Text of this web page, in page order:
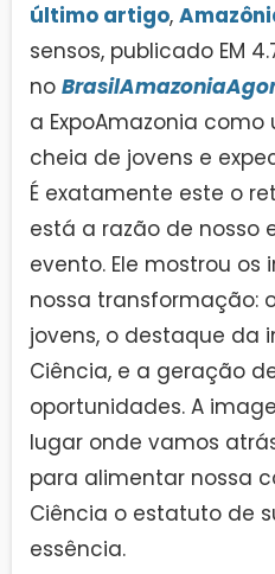
último artigo,
sensos, publicado EM
no
a ExpoAmazonia
cheia de jovens e
É exatamente este o
está a razão de nosso
evento. Ele mostrou
nossa transformação:
jovens, o destaque da
Ciência, e a geração
oportunidades. A
lugar onde vamos
para alimentar nossa
Ciência o estatuto de
essência.